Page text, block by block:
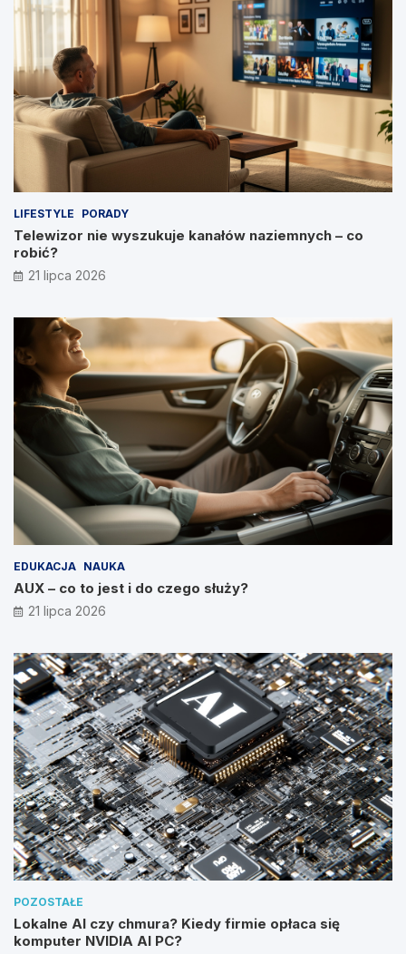
LIFESTYLE PORADY
Telewizor nie wyszukuje kanałów naziemnych – co
robić?
21 lipca 2026
EDUKACJA NAUKA
AUX – co to jest i do czego służy?
21 lipca 2026
POZOSTAŁE
Lokalne AI czy chmura? Kiedy firmie opłaca się
komputer NVIDIA AI PC?